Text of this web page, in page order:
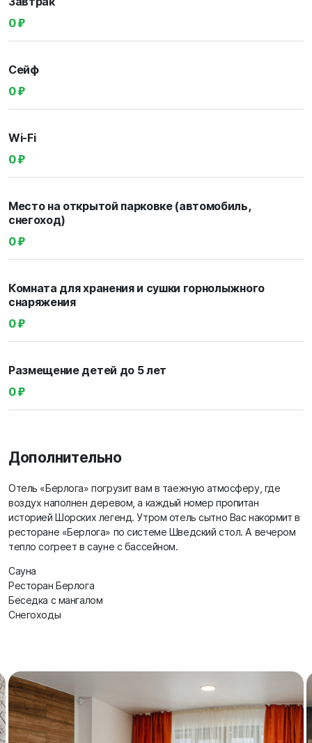
0 ₽
Сейф
0 ₽
Wi-Fi
0 ₽
Место на открытой парковке (автомобиль,
снегоход)
0 ₽
Комната для хранения и сушки горнолыжного
снаряжения
0 ₽
Размещение детей до 5 лет
0 ₽
Дополнительно
Отель «Берлога» погрузит вам в таежную атмосферу, где
воздух наполнен деревом, а каждый номер пропитан
историей Шорских легенд. Утром отель сытно Вас накормит в
ресторане «Берлога» по системе Шведский стол. А вечером
тепло согреет в сауне с бассейном.
Сауна
Ресторан Берлога
Беседка с мангалом
Снегоходы